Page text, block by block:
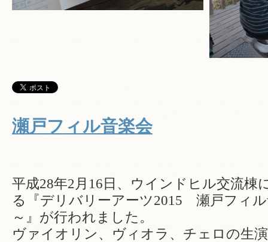
瀬戸フィル音楽会
平成28年2月16日、ウインドヒル交流棟
る『デリバリーアーツ2015 瀬戸フィ
～』が行われました。
ヴァイオリン、ヴィオラ、チェロの生